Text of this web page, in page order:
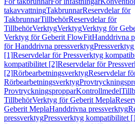
takavvattningTakbrunnarReservdelar för
TakbrunnarTillbehörReservdelar för
TillbehörVerktygVerktygVerktyg för
Verktyg för Geberit FlowFitHanddrivna
för Handdrivna pressverktyg
[1]Reservdelar för Pressverktyg
kompatibilitet [2]Reservdelar för
[2]RörbearbetningsverktygReservdelar
Rörbearbetningsverktyg
ProvtryckningspropparKontrollmedel
TillbehörVerktyg för Geberit Mepla
Geberit MeplaHanddrivna pressverktyg
pressverktygPressverktyg kompatibilitet